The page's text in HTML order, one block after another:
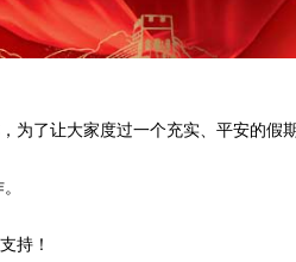
为了让大家度过一个充实、平安的假
持！